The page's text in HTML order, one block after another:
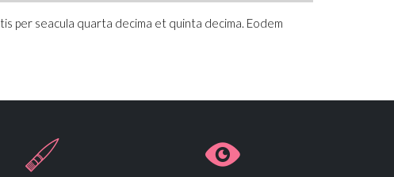
per seacula quarta decima et quinta decima. Eodem
 